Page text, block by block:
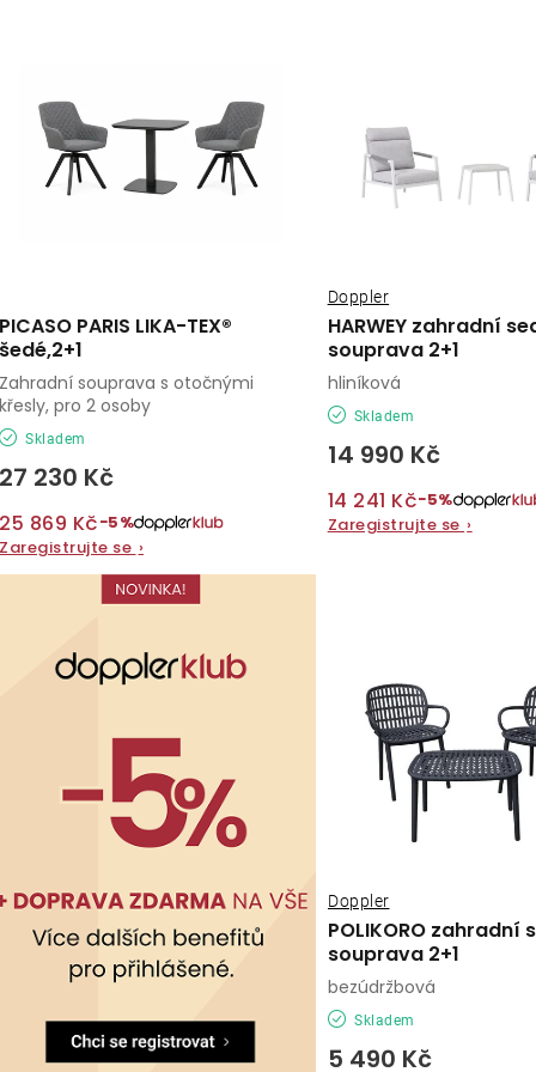
p
o
d
u
k
t
ů
o
d
u
k
t
ů
PICASO PARIS LIKA-TEX®
šedé,2+1
Skladem
27 230 Kč
25 869 Kč−5%
Zaregistrujte se ›
Zahradní souprava s otočnými
křesly, pro 2 osoby
HARWEY zahradní
souprava 2+1
Doppler
Skladem
14 990 Kč
14 241 Kč−5%
Zaregistrujte se ›
hliníková
POLIKORO zahradní
souprava 2+1
Doppler
Skladem
5 490 Kč
bezúdržbová